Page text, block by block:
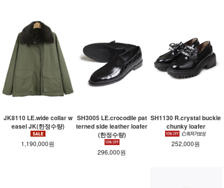
JK8110 LE.wide collar w
easel JK(한정수량)
1,190,000원
SH3005 LE.crocodile pat
terned side leather loafer
(한정수량)
296,000원
SH1130 R.crystal buckle
chunky loafer
252,000원